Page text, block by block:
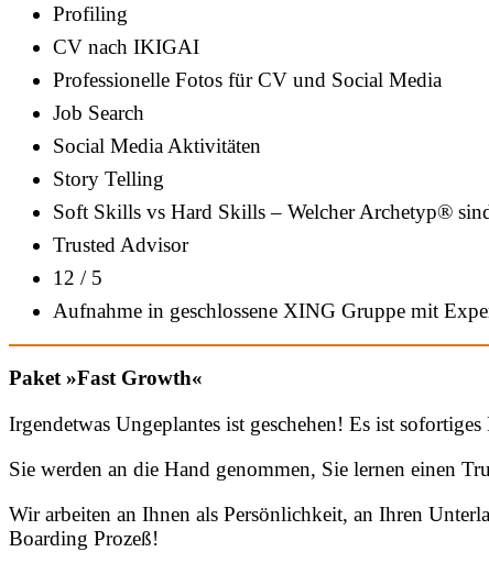
Profiling
CV nach IKIGAI
Professionelle Fotos für CV und Social Media
Job Search
Social Media Aktivitäten
Story Telling
Soft Skills vs Hard Skills – Welcher Archetyp®
Trusted Advisor
12 / 5
Aufnahme in geschlossene XING Gruppe mit
Paket »Fast Growth«
Irgendetwas Ungeplantes ist geschehen! Es ist
Sie werden an die Hand genommen, Sie lernen einen
Wir arbeiten an Ihnen als Persönlichkeit, an Ihren
Boarding Prozeß!